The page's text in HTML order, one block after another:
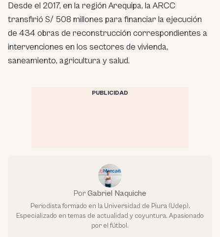
Desde el 2017, en la región Arequipa, la ARCC
transfirió S/ 508 millones para financiar la ejecución
de 434 obras de reconstrucción correspondientes a
intervenciones en los sectores de vivienda,
saneamiento, agricultura y salud.
PUBLICIDAD
Por Gabriel Naquiche
Periodista formado en la Universidad de Piura (Udep).
Especializado en temas de actualidad y coyuntura. Apasionado
por el fútbol.